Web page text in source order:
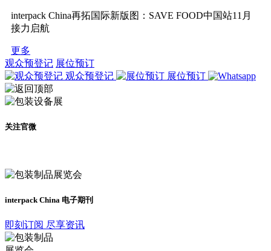
interpack China再拓国际新版图：SAVE FOOD中国站11月
接力启航
更多
观众预登记 展位预订
观众预登记
展位预订
关注官微
interpack China 电子期刊
即刻订阅 尽享资讯